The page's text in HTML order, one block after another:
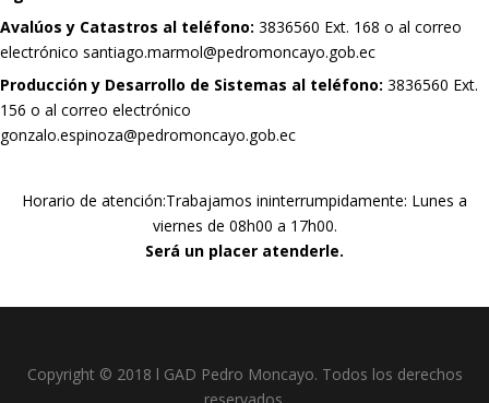
Avalúos y Catastros al teléfono: 3836560 Ext. 168 o al correo
electrónico santiago.marmol@pedromoncayo.gob.ec
Producción y Desarrollo de Sistemas al teléfono: 3836560 Ext.
156 o al correo electrónico
gonzalo.espinoza@pedromoncayo.gob.ec
Horario de atención:Trabajamos ininterrumpidamente: Lunes a
viernes de 08h00 a 17h00.
Será un placer atenderle.
Copyright © 2018 l GAD Pedro Moncayo. Todos los derechos
reservados.